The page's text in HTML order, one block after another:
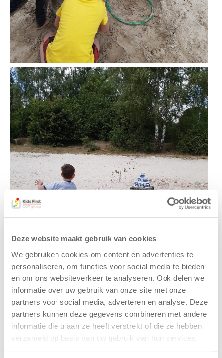
Deze website maakt gebruik van cookies
We gebruiken cookies om content en advertenties te
personaliseren, om functies voor social media te bieden
en om ons websiteverkeer te analyseren. Ook delen we
informatie over uw gebruik van onze site met onze
partners voor social media, adverteren en analyse. Deze
partners kunnen deze gegevens combineren met andere
informatie die u aan ze heeft verstrekt of die ze hebben
verzameld op basis van uw gebruik van hun services.